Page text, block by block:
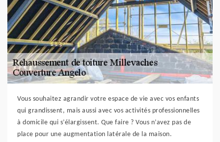
Vous souhaitez agrandir votre espace de vie avec vos enfants
qui grandissent, mais aussi avec vos activités professionnelles
à domicile qui s’élargissent. Que faire ? Vous n’avez pas de
place pour une augmentation latérale de la maison.